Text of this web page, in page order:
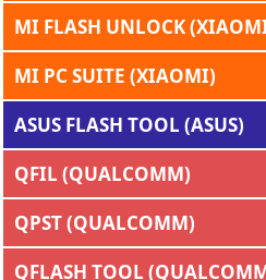
MI FLASH UNLOCK
MI PC SUITE (XIAOMI)
ASUS FLASH TOOL (ASUS)
QFIL (QUALCOMM)
QPST (QUALCOMM)
QFLASH TOOL